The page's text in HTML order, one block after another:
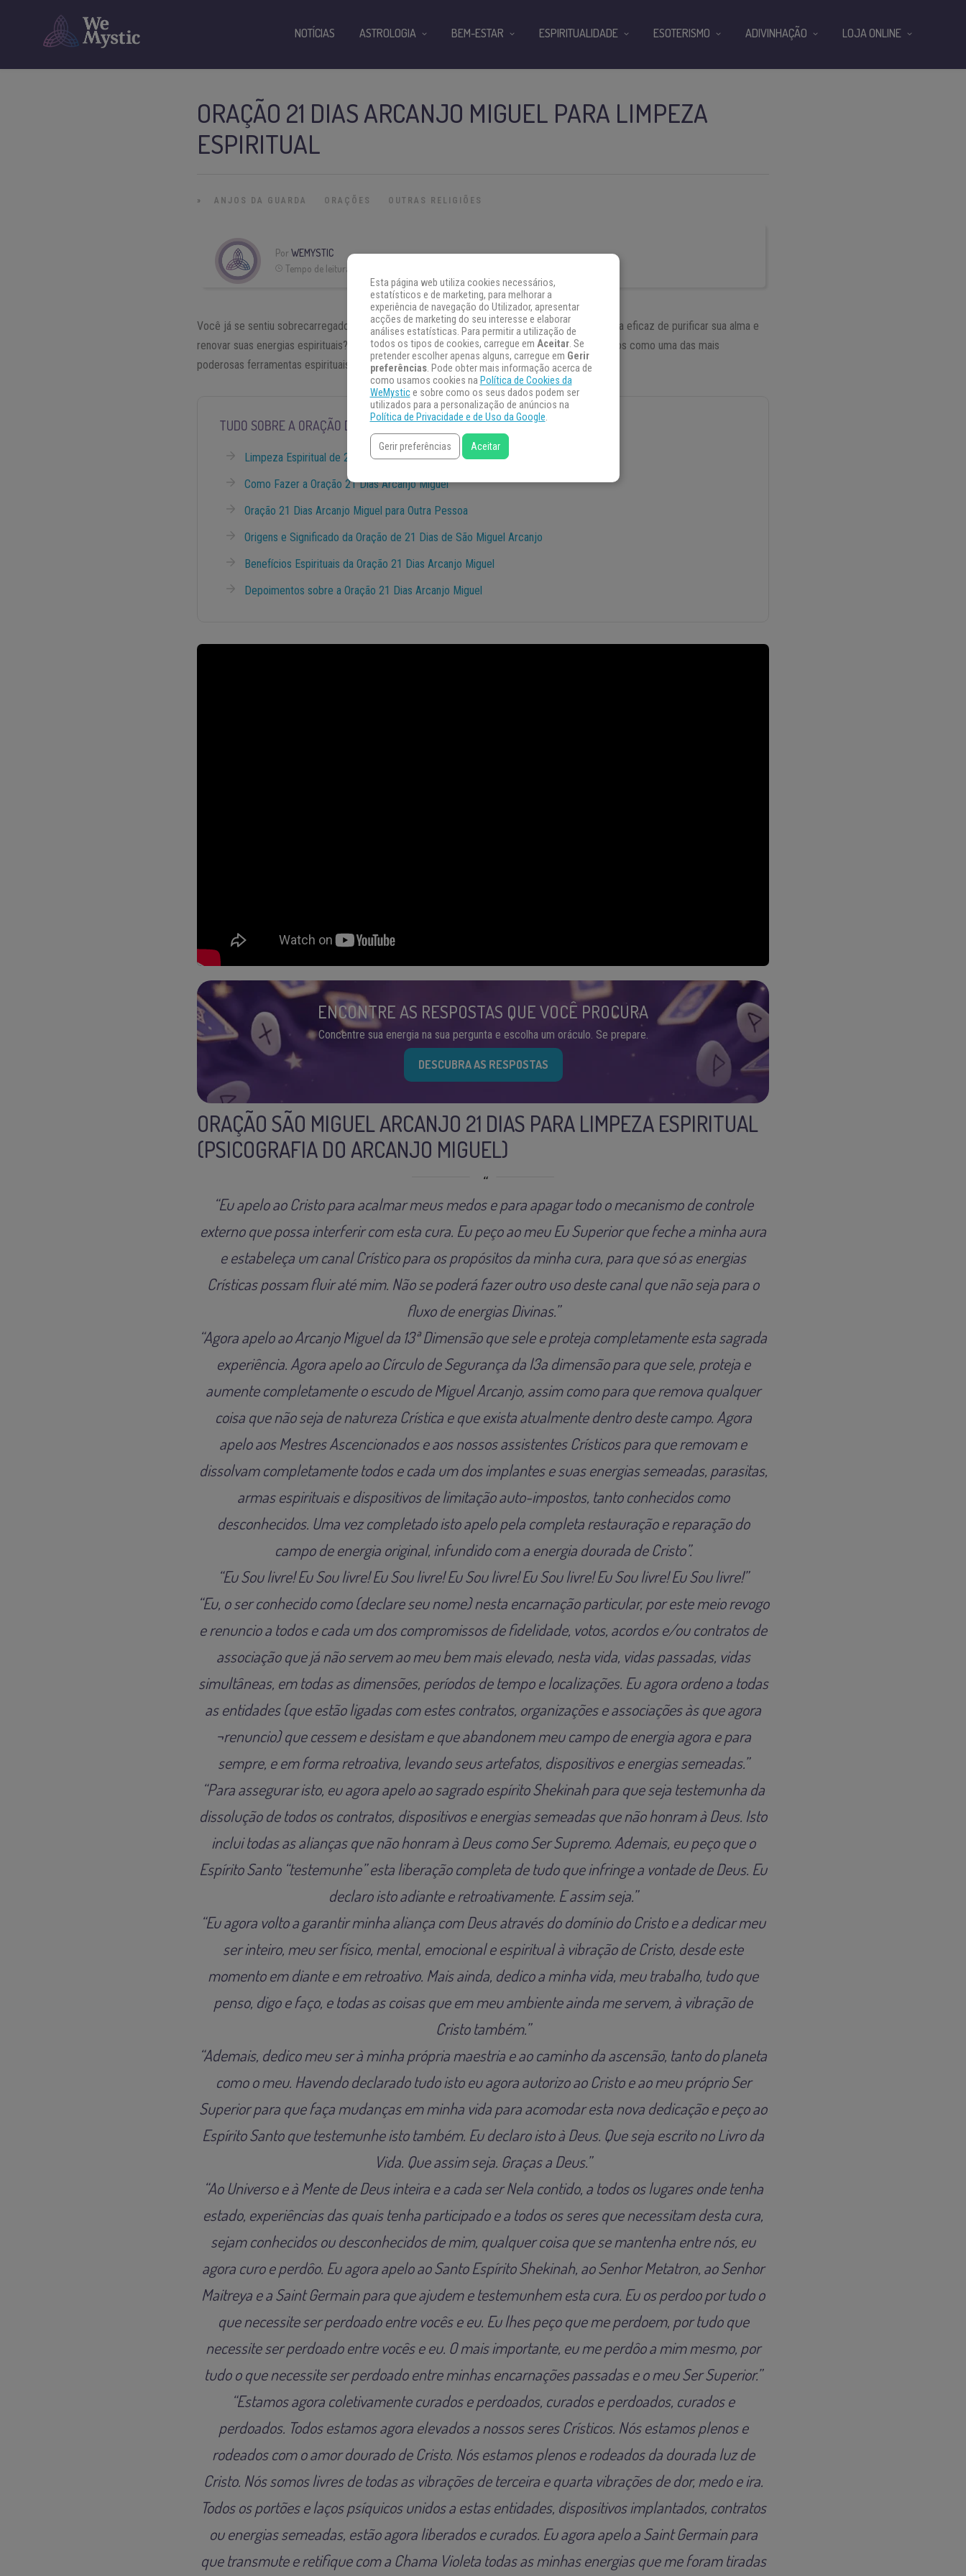
ORAÇÃO 21 DIAS ARCANJO MIGUEL PARA LIMPEZA
ESPIRITUAL
» ANJOS DA GUARDA ORAÇÕES OUTRAS RELIGIÕES
PorWEMYSTIC
Tempo de leitura:
Você já se sentiu sobrecarregado pela energia negativa ao seu redor? Em busca de uma forma eficaz de purificar sua alma e
renovar suas energias espirituais? A
oração 21 dias Arcanjo Miguelé reconhecida por muitos como uma das mais
poderosas ferramentas espirituais para quem busca purificação energética e proteção divina.
TUDO SOBRE A ORAÇÃO DE 21 DIA DE SÃO MIGUEL ARCANJO:
Limpeza Espiritual de 21 Dias de São Miguel Arcanjo
Como Fazer a Oração 21 Dias Arcanjo Miguel
Oração 21 Dias Arcanjo Miguel para Outra Pessoa
Origens e Significado da Oração de 21 Dias de São Miguel Arcanjo
Benefícios Espirituais da Oração 21 Dias Arcanjo Miguel
Depoimentos sobre a Oração 21 Dias Arcanjo Miguel
ENCONTRE AS RESPOSTAS QUE VOCÊ PROCURA
Concentre sua energia na sua pergunta e escolha um oráculo. Se prepare.
DESCUBRA AS RESPOSTAS
ORAÇÃO SÃO MIGUEL ARCANJO 21 DIAS PARA LIMPEZA ESPIRITUAL
(PSICOGRAFIA DO ARCANJO MIGUEL)
“Eu apelo ao Cristo para acalmar meus medos e para apagar todo o mecanismo de controle
externo que possa interferir com esta cura. Eu peço ao meu Eu Superior que feche a minha aura
e estabeleça um canal Crístico para os propósitos da minha cura, para que só as energias
Crísticas possam fluir até mim. Não se poderá fazer outro uso deste canal que não seja para o
fluxo de energias Divinas.”
“Agora apelo ao Arcanjo Miguel da 13ª Dimensão que sele e proteja completamente esta sagrada
experiência. Agora apelo ao Círculo de Segurança da l3a dimensão para que sele, proteja e
aumente completamente o escudo de Miguel Arcanjo, assim como para que remova qualquer
coisa que não seja de natureza Crística e que exista atualmente dentro deste campo. Agora
apelo aos Mestres Ascencionados e aos nossos assistentes Crísticos para que removam e
dissolvam completamente todos e cada um dos implantes e suas energias semeadas, parasitas,
armas espirituais e dispositivos de limitação auto-impostos, tanto conhecidos como
desconhecidos. Uma vez completado isto apelo pela completa restauração e reparação do
campo de energia original, infundido com a energia dourada de Cristo”.
“Eu Sou livre! Eu Sou livre! Eu Sou livre! Eu Sou livre! Eu Sou livre! Eu Sou livre! Eu Sou livre!”
“Eu, o ser conhecido como (declare seu nome) nesta encarnação particular, por este meio revogo
e renuncio a todos e cada um dos compromissos de fidelidade, votos, acordos e/ou contratos de
associação que já não servem ao meu bem mais elevado, nesta vida, vidas passadas, vidas
simultâneas, em todas as dimensões, períodos de tempo e localizações. Eu agora ordeno a todas
as entidades (que estão ligadas com estes contratos, organizações e associações às que agora
¬renuncio) que cessem e desistam e que abandonem meu campo de energia agora e para
sempre, e em forma retroativa, levando seus artefatos, dispositivos e energias semeadas.”
“Para assegurar isto, eu agora apelo ao sagrado espírito Shekinah para que seja testemunha da
dissolução de todos os contratos, dispositivos e energias semeadas que não honram à Deus. Isto
inclui todas as alianças que não honram à Deus como Ser Supremo. Ademais, eu peço que o
Espírito Santo “testemunhe” esta liberação completa de tudo que infringe a vontade de Deus. Eu
declaro isto adiante e retroativamente. E assim seja.”
“Eu agora volto a garantir minha aliança com Deus através do domínio do Cristo e a dedicar meu
ser inteiro, meu ser físico, mental, emocional e espiritual à vibração de Cristo, desde este
momento em diante e em retroativo. Mais ainda, dedico a minha vida, meu trabalho, tudo que
penso, digo e faço, e todas as coisas que em meu ambiente ainda me servem, à vibração de
Cristo também.”
“Ademais, dedico meu ser à minha própria maestria e ao caminho da ascensão, tanto do planeta
como o meu. Havendo declarado tudo isto eu agora autorizo ao Cristo e ao meu próprio Ser
Superior para que faça mudanças em minha vida para acomodar esta nova dedicação e peço ao
Espírito Santo que testemunhe isto também. Eu declaro isto à Deus. Que seja escrito no Livro da
Vida. Que assim seja. Graças a Deus.”
“Ao Universo e à Mente de Deus inteira e a cada ser Nela contido, a todos os lugares onde tenha
estado, experiências das quais tenha participado e a todos os seres que necessitam desta cura,
sejam conhecidos ou desconhecidos de mim, qualquer coisa que se mantenha entre nós, eu
agora curo e perdôo. Eu agora apelo ao Santo Espírito Shekinah, ao Senhor Metatron, ao Senhor
Maitreya e a Saint Germain para que ajudem e testemunhem esta cura. Eu os perdoo por tudo o
que necessite ser perdoado entre vocês e eu. Eu lhes peço que me perdoem, por tudo que
necessite ser perdoado entre vocês e eu. O mais importante, eu me perdôo a mim mesmo, por
tudo o que necessite ser perdoado entre minhas encarnações passadas e o meu Ser Superior.”
“Estamos agora coletivamente curados e perdoados, curados e perdoados, curados e
perdoados. Todos estamos agora elevados a nossos seres Crísticos. Nós estamos plenos e
rodeados com o amor dourado de Cristo. Nós estamos plenos e rodeados da dourada luz de
Cristo. Nós somos livres de todas as vibrações de terceira e quarta vibrações de dor, medo e ira.
Todos os portões e laços psíquicos unidos a estas entidades, dispositivos implantados, contratos
ou energias semeadas, estão agora liberados e curados. Eu agora apelo a Saint Germain para
que transmute e retifique com a Chama Violeta todas as minhas energias que me foram tiradas
NOTÍCIAS ASTROLOGIA BEM-ESTAR ESPIRITUALIDADE ESOTERISMO ADIVINHAÇÃO LOJA ONLINE
Esta página web utiliza cookies necessários,
estatísticos e de marketing, para melhorar a
experiência de navegação do Utilizador, apresentar
acções de marketing do seu interesse e elaborar
análises estatísticas. Para permitir a utilização de
todos os tipos de cookies, carregue em Aceitar. Se
pretender escolher apenas alguns, carregue em Gerir
preferências. Pode obter mais informação acerca de
como usamos cookies na Política de Cookies da
WeMystice sobre como os seus dados podem ser
utilizados para a personalização de anúncios na
Política de Privacidade e de Uso da Google.
Gerir preferências Aceitar